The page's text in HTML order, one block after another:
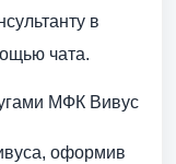
в
чата.
МФК Вивус
оформив